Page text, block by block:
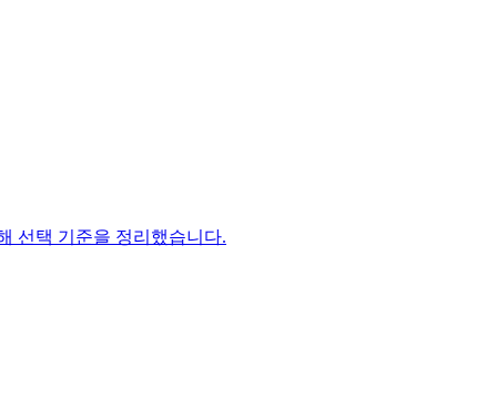
선택 기준을 정리했습니다.